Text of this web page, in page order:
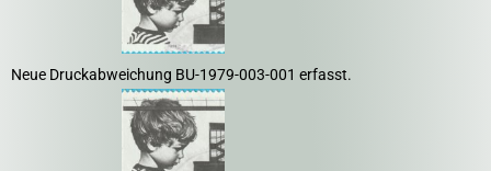
Neue Druckabweichung BU-1979-003-001 erfasst.